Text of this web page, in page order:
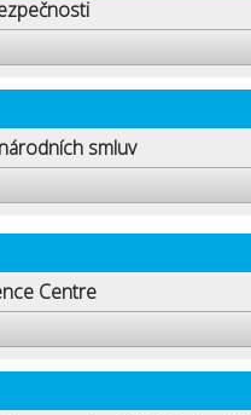
smluv
Centre